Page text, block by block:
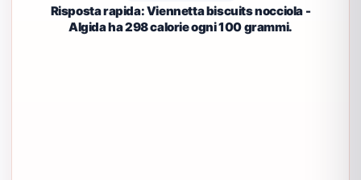
Risposta rapida: Viennetta biscuits nocciola -
Algida ha 298 calorie ogni 100 grammi.